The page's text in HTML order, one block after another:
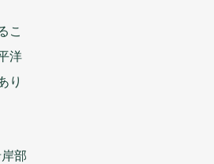
こ
洋
り
部